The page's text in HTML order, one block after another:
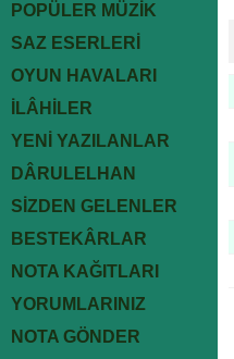
POPÜLER MÜZİK
SAZ ESERLERİ
OYUN HAVALARI
İLÂHİLER
YENİ YAZILANLAR
DÂRULELHAN
SİZDEN GELENLER
BESTEKÂRLAR
NOTA KAĞITLARI
YORUMLARINIZ
NOTA GÖNDER